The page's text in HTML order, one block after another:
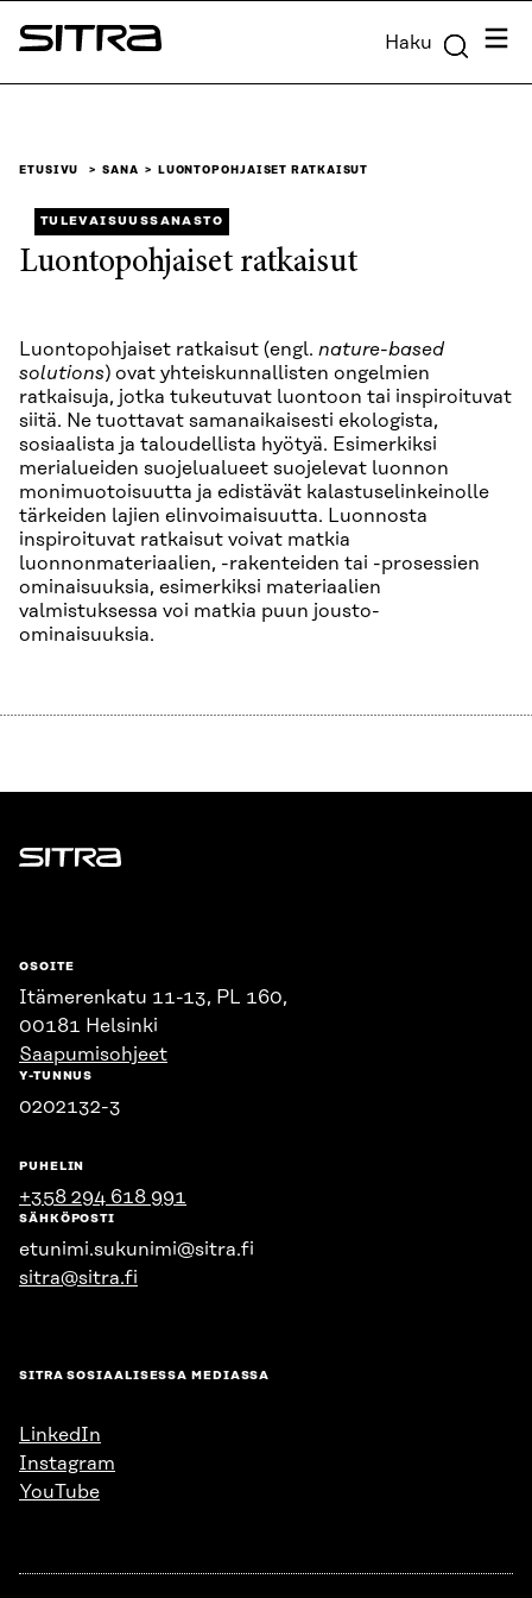
Siirry
suoraan
Sitra Haku
ETUSIVU SANA LUONTOPOHJAISET RATKAISUT
TULEVAISUUSSANASTO
Luontopohjaiset ratkaisut
Luontopohjaiset ratkaisut (engl. nature-based
solutions) ovat yhteiskunnallisten ongelmien
ratkaisuja, jotka tukeutuvat luontoon tai inspiroituvat
siitä. Ne tuottavat samanaikaisesti ekologista,
sosiaalista ja taloudellista hyötyä. Esimerkiksi
merialueiden suojelualueet suojelevat luonnon
monimuotoisuutta ja edistävät kalastuselinkeinolle
tärkeiden lajien elinvoimaisuutta. Luonnosta
inspiroituvat ratkaisut voivat matkia
luonnonmateriaalien, -rakenteiden tai -prosessien
ominaisuuksia, esimerkiksi materiaalien
valmistuksessa voi matkia puun jousto-
ominaisuuksia.
Sitra
OSOITE
Itämerenkatu 11-13, PL 160,
00181 Helsinki
Saapumisohjeet
Y-TUNNUS
0202132-3
PUHELIN
+358 294 618 991
SÄHKÖPOSTI
etunimi.sukunimi@sitra.fi
sitra@sitra.fi
SITRA SOSIAALISESSA MEDIASSA
LinkedIn
Instagram
YouTube